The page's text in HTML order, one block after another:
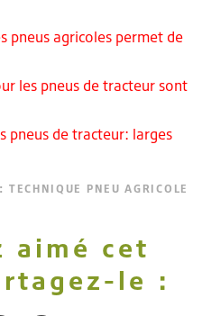
pneus agricoles permet de
les pneus de tracteur sont
pneus de tracteur: larges
TECHNIQUE PNEU AGRICOLE
aimé cet
le :